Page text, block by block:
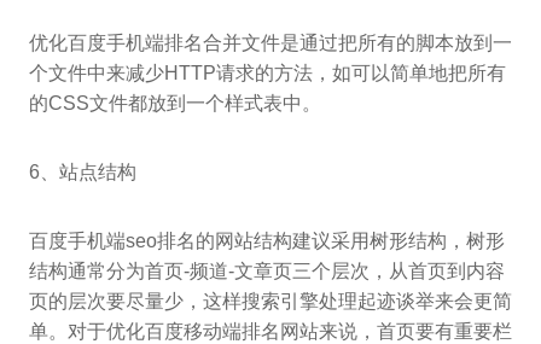
优化百度手机端排名合并文件是通过把所有的脚本放到一
个文件中来减少HTTP请求的方法，如可以简单地把所有
的CSS文件都放到一个样式表中。
6、站点结构
百度手机端seo排名的网站结构建议采用树形结构，树形
结构通常分为首页-频道-文章页三个层次，从首页到内容
页的层次要尽量少，这样搜索引擎处理起迹谈举来会更简
单。对于优化百度移动端排名网站来说，首页要有重要栏